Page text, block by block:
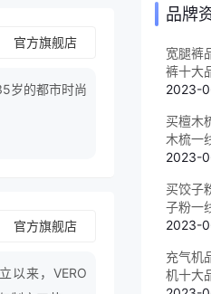
官方旗舰店
岁的都市时尚
官方旗舰店
以来，VERO
品牌
宽腿裤
裤十大
2023-
买檀木
木梳一
2023-
买饺子
子粉一
2023-
充气机
机十大